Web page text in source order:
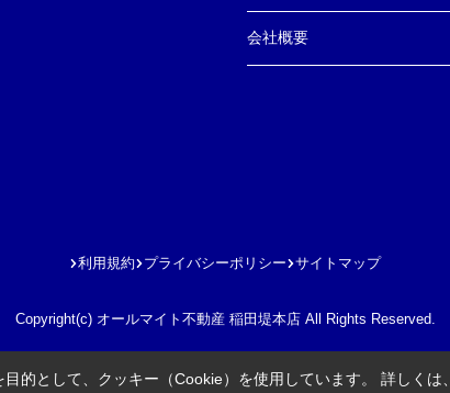
会社概要
利用規約 プライバシーポリシー サイトマップ
Copyright(c) オールマイト不動産 稲田堤本店 All Rights Reserved.
的として、クッキー（Cookie）を使用しています。 詳しくは